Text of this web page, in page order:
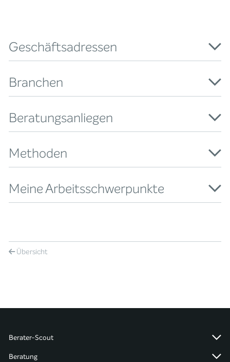
Geschäftsadressen
Branchen
Beratungsanliegen
Methoden
Meine Arbeitsschwerpunkte
Übersicht
Berater-Scout
Beratung